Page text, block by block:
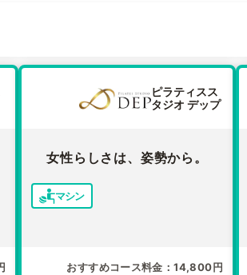
ピラティスス
タジオ デップ
女性らしさは、姿勢から。
マシン
おすすめコース料金 14,800円